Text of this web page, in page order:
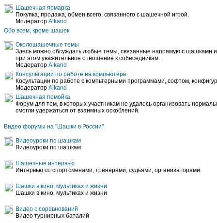
Шашечная ярмарка
Покупка, продажа, обмен всего, связанного с шашечной игрой.
Модератор Alkand
Обо всем, кроме шашек
Околошашечные темы
Здесь можно обсуждать любые темы, связанные напрямую с шашками
при этом уважительное отношение к собеседникам.
Модератор Alkand
Консультации по работе на компьютере
Косультации по работе с компьтерными программами, софтом,
Модератор Alkand
Шашечная помойка
Форум для тем, в которых участникам не удалось организовать
смогли удержаться от взаимных оскоблений.
Видео форумы на "Шашки в России"
Видеоуроки по шашкам
Видеоуроки по шашкам
Шашечные интервью
Интервью со спортсменами, тренерами, судьями, организаторами.
Шашки в кино, мультиках и жизни
Шашки в кино, мультиках и жизни
Видео с соревнований
Видео турнирных баталий